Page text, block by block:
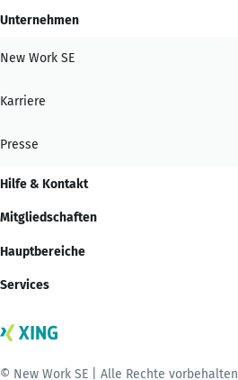
Unternehmen
New Work SE
Karriere
Presse
Hilfe & Kontakt
Mitgliedschaften
Hauptbereiche
Services
© New Work SE | Alle Rechte vorbehalten